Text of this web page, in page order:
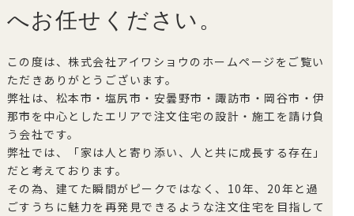
へお任せください。
この度は、株式会社アイワショウのホームページをご覧い
ただきありがとうございます。
弊社は、松本市・塩尻市・安曇野市・諏訪市・岡谷市・伊
那市を中心としたエリアで注文住宅の設計・施工を請け負
う会社です。
弊社では、「家は人と寄り添い、人と共に成長する存在」
だと考えております。
その為、建てた瞬間がピークではなく、10年、20年と過
ごすうちに魅力を再発見できるような注文住宅を目指して